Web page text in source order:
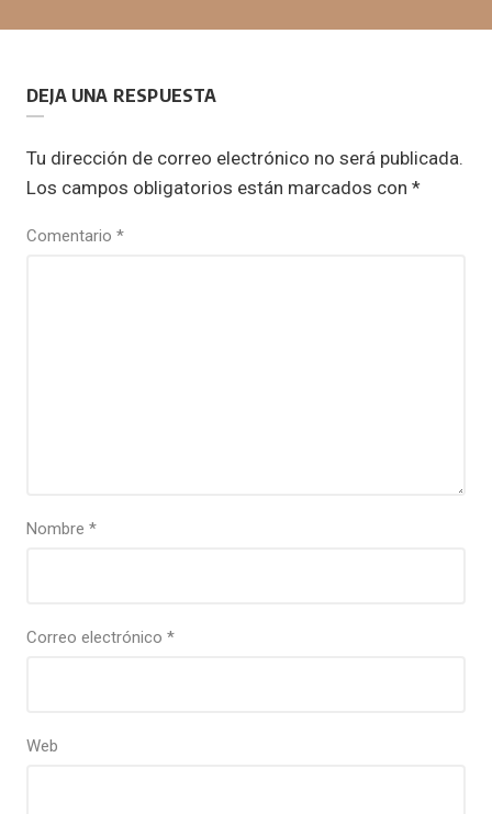
DEJA UNA RESPUESTA
Tu dirección de correo electrónico no será publicada.
Los campos obligatorios están marcados con *
Comentario *
Nombre *
Correo electrónico *
Web